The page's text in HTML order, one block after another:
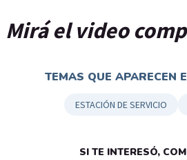
Mirá el video
TEMAS QUE APARECEN
ESTACIÓN DE SERVICIO
SI TE INTERESÓ,